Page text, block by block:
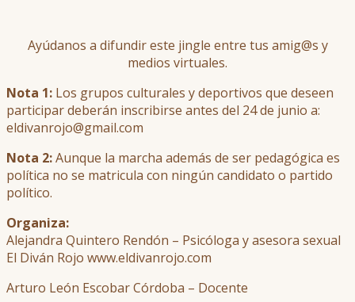
Ayúdanos a difundir este jingle entre tus amig@s y
medios virtuales.
Nota 1: Los grupos culturales y deportivos que deseen
participar deberán inscribirse antes del 24 de junio a:
eldivanrojo@gmail.com
Nota 2:Aunque la marcha además de ser pedagógica es
política no se matricula con ningún candidato o partido
político.
Organiza:
Alejandra Quintero Rendón – Psicóloga y asesora sexual
El Diván Rojo www.eldivanrojo.com
Arturo León Escobar Córdoba – Docente